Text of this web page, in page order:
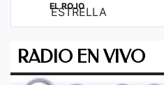
EL ROJO
RADIO EN VIVO